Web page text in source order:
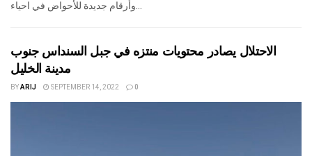
الاحتلال يصادر محتويات منتزه في جبل السنداس جنوب
مدينة الخليل
BYARIJ SEPTEMBER 14, 2022 0